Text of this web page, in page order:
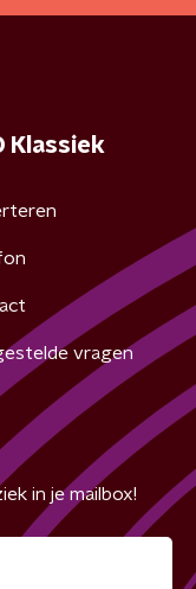
Klassiek
vragen
in je mailbox!